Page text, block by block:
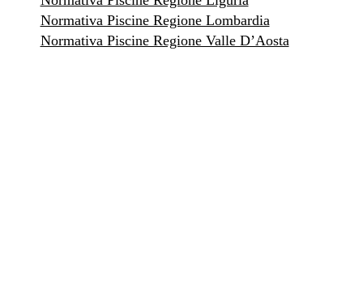
Normativa Piscine Regione Lombardia
Normativa Piscine Regione Valle D’Aosta